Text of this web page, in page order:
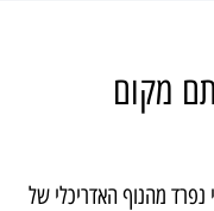
מקום
נפרד מהנוף האדריכלי של